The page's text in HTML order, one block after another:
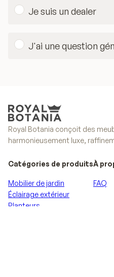
Je suis un dealer
J'ai une question
Nom
Nom de l'entreprise
Adresse email
Royal Botania conçoit des
harmonieusement luxe,
Catégories de produits
Mobilier de jardin
Éclairage extérieur
Planteurs
À
FAQ